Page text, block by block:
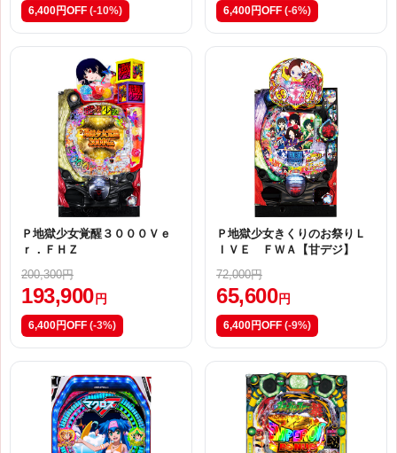
6,400円OFF (-10%) 6,400円OFF (-6%)
Ｐ地獄少女覚醒３０００Ｖｅ
ｒ．ＦＨＺ
200,300円
193,900 円
6,400円OFF (-3%)
Ｐ地獄少女きくりのお祭りＬ
ＩＶＥ ＦＷＡ【甘デジ】
72,000円
65,600 円
6,400円OFF (-9%)